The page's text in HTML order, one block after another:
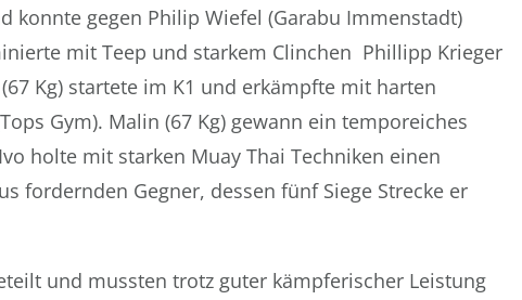
konnte gegen Philip Wiefel (Garabu Immenstadt)
mit Teep und starkem Clinchen Phillipp Krieger
Kg) startete im K1 und erkämpfte mit harten
Gym). Malin (67 Kg) gewann ein temporeiches
holte mit starken Muay Thai Techniken einen
fordernden Gegner, dessen fünf Siege Strecke er
und mussten trotz guter kämpferischer Leistung